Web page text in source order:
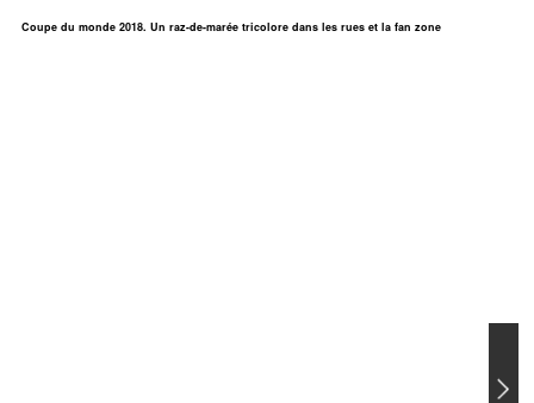
Coupe du monde 2018. Un raz-de-marée tricolore dans les rues et la fan zone